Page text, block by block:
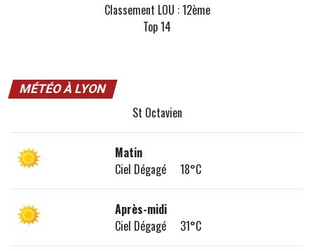
Classement LOU : 12ème
Top 14
MÉTÉO À LYON
St Octavien
Matin
Ciel Dégagé 18°C
Après-midi
Ciel Dégagé 31°C